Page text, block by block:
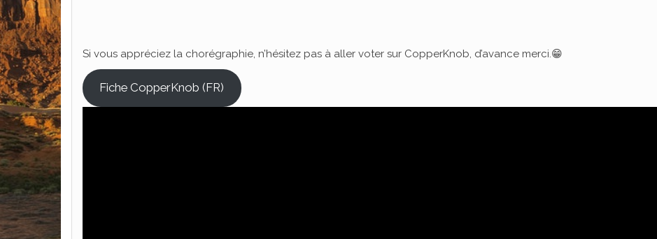
Si vous appréciez la chorégraphie, n’hésitez pas à aller voter sur CopperKnob, d’avance merci.😁
Fiche CopperKnob (FR)